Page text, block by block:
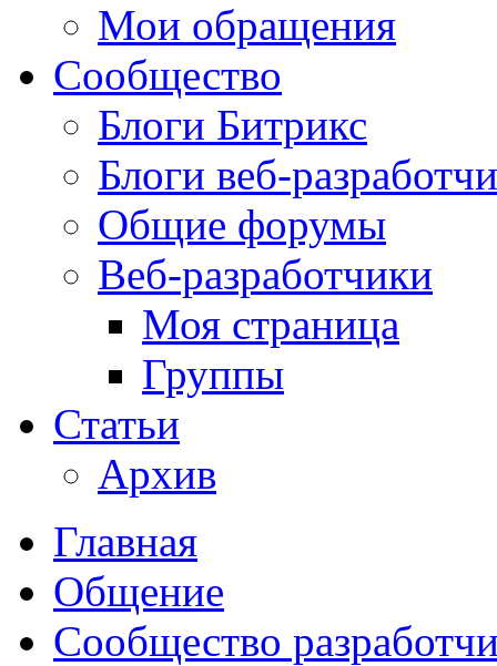
Мои обращения
Сообщество
Блоги Битрикс
Блоги веб-
Общие форумы
Веб-разработчики
Моя страница
Группы
Статьи
Архив
Главная
Общение
Сообщество